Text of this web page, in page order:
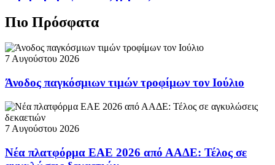
Πιο Πρόσφατα
7 Αυγούστου 2026
Άνοδος παγκόσμιων τιμών τροφίμων τον Ιούλιο
7 Αυγούστου 2026
Νέα πλατφόρμα ΕΑΕ 2026 από ΑΑΔΕ: Τέλος σε